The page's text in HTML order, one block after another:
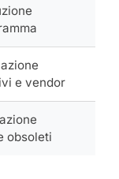
e vendor
obsoleti